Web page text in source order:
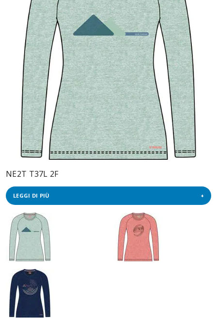
NE2T T37L 2F
LEGGI DI PIÙ